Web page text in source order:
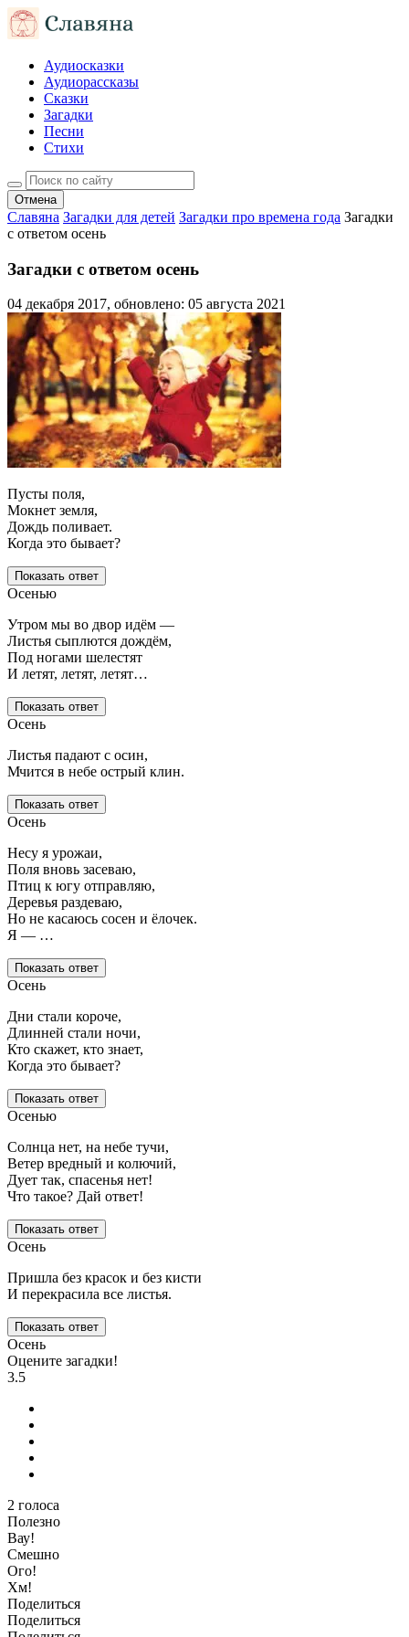
Аудиосказки
Аудиорассказы
Сказки
Загадки
Песни
Стихи
Отмена
Славяна Загадки для детей Загадки про времена года Загадки
с ответом осень
Загадки с ответом осень
04 декабря 2017, обновлено: 05 августа 2021
Пусты поля,
Мокнет земля,
Дождь поливает.
Когда это бывает?
Показать ответ
Осенью
Утром мы во двор идём —
Листья сыплются дождём,
Под ногами шелестят
И летят, летят, летят…
Показать ответ
Осень
Листья падают с осин,
Мчится в небе острый клин.
Показать ответ
Осень
Несу я урожаи,
Поля вновь засеваю,
Птиц к югу отправляю,
Деревья раздеваю,
Но не касаюсь сосен и ёлочек.
Я — …
Показать ответ
Осень
Дни стали короче,
Длинней стали ночи,
Кто скажет, кто знает,
Когда это бывает?
Показать ответ
Осенью
Солнца нет, на небе тучи,
Ветер вредный и колючий,
Дует так, спасенья нет!
Что такое? Дай ответ!
Показать ответ
Осень
Пришла без красок и без кисти
И перекрасила все листья.
Показать ответ
Осень
Оцените загадки!
3.5
2 голоса
Полезно
Вау!
Смешно
Ого!
Хм!
Поделиться
Поделиться